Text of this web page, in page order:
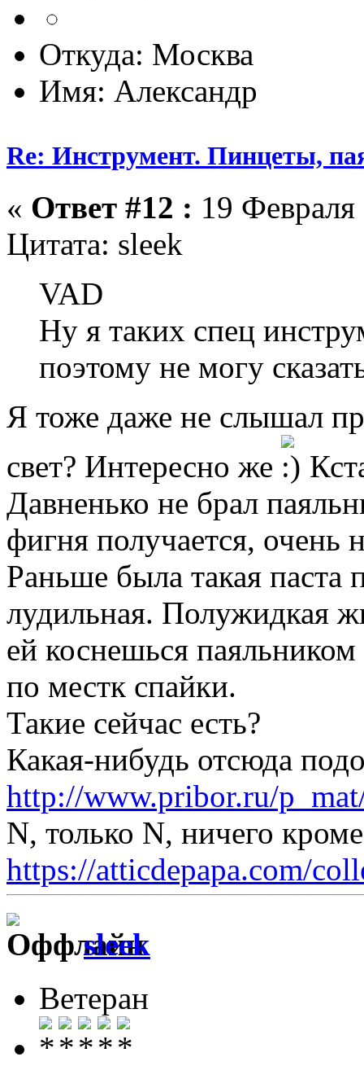
Откуда: Москва
Имя: Александр
Re: Инструмент. Пинцеты,
« Ответ #12 : 19
Цитата: sleek
VAD
Ну я таких спец
поэтому не могу
Я тоже даже не слышал
свет? Интересно же
Давненько не брал
фигня получается, очень
Раньше была такая паста
лудильная. Полужидкая
ей коснешься паяльником
по местк спайки.
Такие сейчас есть?
Какая-нибудь отсюда
http://www.pribor.ru/
N, только N, ничего
https://atticdepapa.com/
sleek
Ветеран